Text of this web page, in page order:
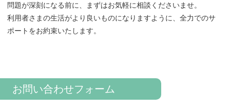
問題が深刻になる前に、まずはお気軽に相談くださいませ。
利用者さまの生活がより良いものになりますように、全力でのサ
ポートをお約束いたします。
お問い合わせフォーム